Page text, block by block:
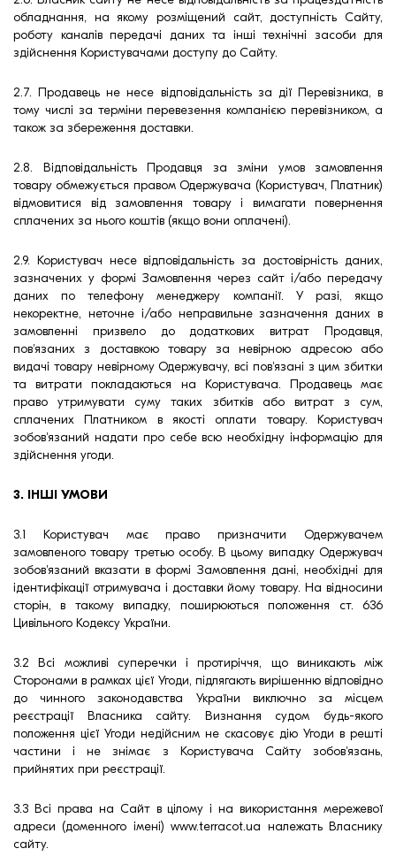
обладнання, на якому розміщений сайт, доступність Сайту,
роботу каналів передачі даних та інші технічні засоби для
здійснення Користувачами доступу до Сайту.
2.7. Продавець не несе відповідальність за дії Перевізника, в
тому числі за терміни перевезення компанією перевізником, а
також за збереження доставки.
2.8. Відповідальність Продавця за зміни умов замовлення
товару обмежується правом Одержувача (Користувач, Платник)
відмовитися від замовлення товару і вимагати повернення
сплачених за нього коштів (якщо вони оплачені).
2.9. Користувач несе відповідальність за достовірність даних,
зазначених у формі Замовлення через сайт і/або передачу
даних по телефону менеджеру компанії. У разі, якщо
некоректне, неточне і/або неправильне зазначення даних в
замовленні призвело до додаткових витрат Продавця,
пов'язаних з доставкою товару за невірною адресою або
видачі товару невірному Одержувачу, всі пов'язані з цим збитки
та витрати покладаються на Користувача. Продавець має
право утримувати суму таких збитків або витрат з сум,
сплачених Платником в якості оплати товару. Користувач
зобов'язаний надати про себе всю необхідну інформацію для
здійснення угоди.
3. ІНШІ УМОВИ
3.1 Користувач має право призначити Одержувачем
замовленого товару третью особу. В цьому випадку Одержувач
зобов'язаний вказати в формі Замовлення дані, необхідні для
ідентифікації отримувача і доставки йому товару. На відносини
сторін, в такому випадку, поширюються положення ст. 636
Цивільного Кодексу України.
3.2 Всі можливі суперечки і протиріччя, що виникають між
Сторонами в рамках цієї Угоди, підлягають вирішенню відповідно
до чинного законодавства України виключно за місцем
реєстрації Власника сайту. Визнання судом будь-якого
положення цієї Угоди недійсним не скасовує дію Угоди в решті
частини і не знімає з Користувача Сайту зобов'язань,
прийнятих при реєстрації.
3.3 Всі права на Сайт в цілому і на використання мережевої
адреси (доменного імені) www.terracot.ua належать Власнику
сайту.